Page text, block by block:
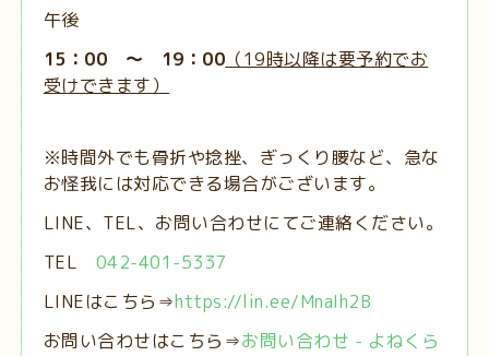
午後
15：00 ～ 19：00 （19時以降は要予約でお
受けできます）
※時間外でも骨折や捻挫、ぎっくり腰など、急な
お怪我には対応できる場合がございます。
LINE、TEL、お問い合わせにてご連絡ください。
TEL 042-401-5337
LINEはこちら⇒https://lin.ee/MnaIh2B
お問い合わせはこちら⇒お問い合わせ - よねくら